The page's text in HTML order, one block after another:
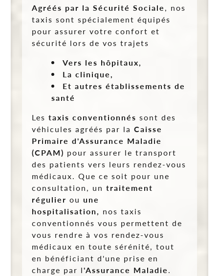
Agréés par la Sécurité Sociale, nos
taxis sont spécialement équipés
pour assurer votre confort et
sécurité lors de vos trajets
Vers les hôpitaux,
La clinique,
Et autres établissements de
santé
Les taxis conventionnés sont des
véhicules agréés par la Caisse
Primaire d'Assurance Maladie
(CPAM) pour assurer le transport
des patients vers leurs rendez-vous
médicaux. Que ce soit pour une
consultation, un traitement
régulier ou une
hospitalisation, nos taxis
conventionnés vous permettent de
vous rendre à vos rendez-vous
médicaux en toute sérénité, tout
en bénéficiant d'une prise en
charge par l'Assurance Maladie.